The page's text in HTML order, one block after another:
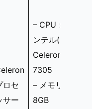
ロセ
サー
– CPU：イ
ンテル(R)
Celeron(R)
7305
– メモリ：
8GB